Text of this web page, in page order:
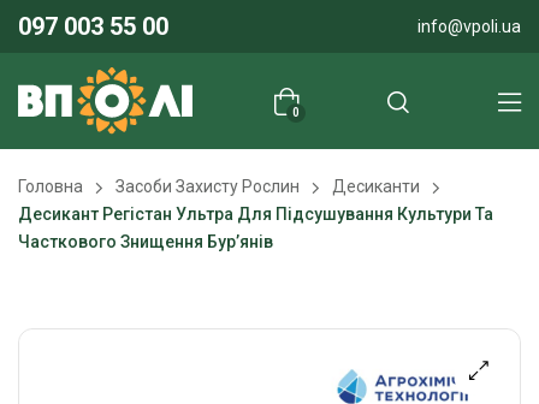
097 003 55 00 info@vpoli.ua
0
Головна Засоби Захисту Рослин
Десиканти
Десикант Регістан Ультра Для Підсушування Культури Та
Часткового Знищення Бур’янів